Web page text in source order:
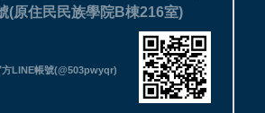
(原住民民族學院B棟216室)
方LINE帳號(@503pwyqr)